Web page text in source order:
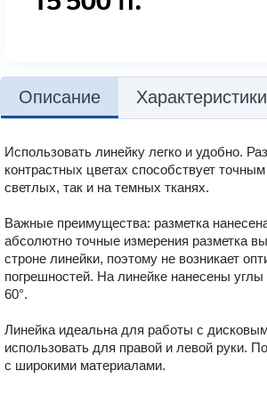
Описание Характеристики
Использовать линейку легко и удобно.
контрастных цветах способствует
светлых, так и на темных тканях.
Важные преимущества: разметка
абсолютно точные измерения разметка
строне линейки, поэтому не возникает
погрешностей. На линейке нанесены углы
60°.
Линейка идеальна для работы с
использовать для правой и левой руки.
с широкими материалами.